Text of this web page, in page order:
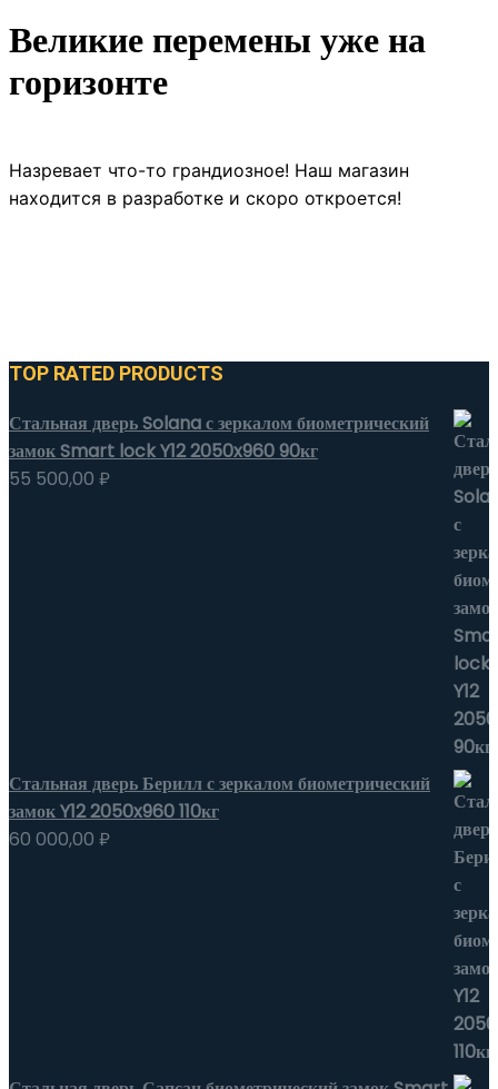
Великие перемены уже на
горизонте
Назревает что-то грандиозное! Наш магазин
находится в разработке и скоро откроется!
TOP RATED PRODUCTS
Стальная дверь Solana с зеркалом биометрический
замок Smart lock Y12 2050x960 90кг
55 500,00 ₽
Стальная дверь Берилл с зеркалом биометрический
замок Y12 2050x960 110кг
60 000,00 ₽